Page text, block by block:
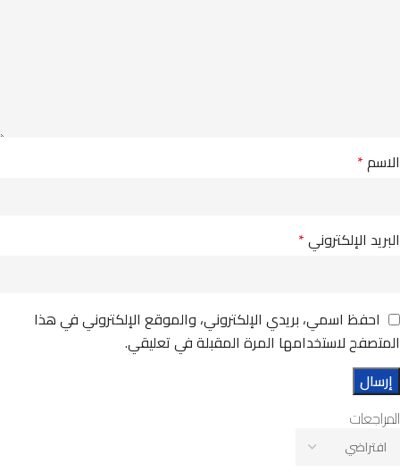
المراجعات
الاسم*
البريد الإلكتروني*
احفظ اسمي، بريدي الإلكتروني، والموقع الإلكتروني في هذا
المتصفح لاستخدامها المرة المقبلة في تعليقي.